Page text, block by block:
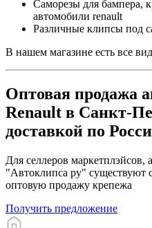
Саморезы для бампера,
автомобили renault
Различные клипсы под
В нашем магазине есть все
Оптовая продажа
Renault в Санкт-
доставкой по
Для селлеров маркетплэйсов,
"Автоклипса ру" существуют
оптовую продажу крепежа
Получить предложение